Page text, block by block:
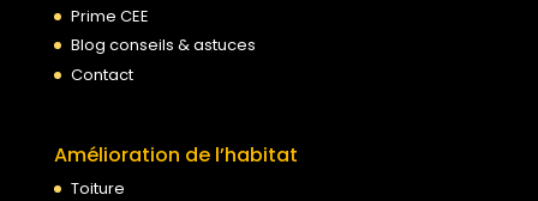
Prime CEE
Blog conseils & astuces
Contact
Amélioration de l’habitat
Toiture